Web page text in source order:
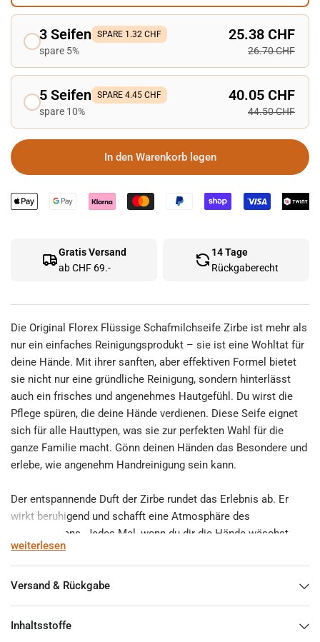
3 Seifen SPARE 1.32 CHF
spare 5%
25.38 CHF
26.70 CHF
5 Seifen SPARE 4.45 CHF
spare 10%
40.05 CHF
44.50 CHF
In den Warenkorb legen
Gratis Versand
ab CHF 69.-
14 Tage
Rückgaberecht
Die Original Florex Flüssige Schafmilchseife Zirbe ist mehr als
nur ein einfaches Reinigungsprodukt – sie ist eine Wohltat für
deine Hände. Mit ihrer sanften, aber effektiven Formel bietet
sie nicht nur eine gründliche Reinigung, sondern hinterlässt
auch ein frisches und angenehmes Hautgefühl. Du wirst die
Pflege spüren, die deine Hände verdienen. Diese Seife eignet
sich für alle Hauttypen, was sie zur perfekten Wahl für die
ganze Familie macht. Gönn deinen Händen das Besondere und
erlebe, wie angenehm Handreinigung sein kann.
Der entspannende Duft der Zirbe rundet das Erlebnis ab. Er
wirkt beruhigend und schafft eine Atmosphäre des
Wohlbefindens. Jedes Mal, wenn du dir die Hände wäschst,
wirst du in einen Moment der Entspannung eintauchen, der
deinen Alltag bereichert. Lass den Stress des Tages hinter dir
und genieße den natürlichen Duft, der dich umgibt.
Was macht unsere Schafmilchseife so einzigartig? Die
weiterlesen
Versand & Rückgabe
Inhaltsstoffe